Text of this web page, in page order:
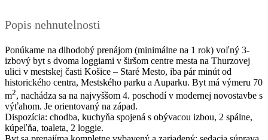
Popis nehnutelnosti
Ponúkame na dlhodobý prenájom (minimálne na 1 rok) voľný 3-
izbový byt s dvoma loggiami v širšom centre mesta na Thurzovej
ulici v mestskej časti Košice – Staré Mesto, iba pár minút od
historického centra, Mestského parku a Auparku. Byt má výmeru 70
m2, nachádza sa na najvyššom 4. poschodí v modernej novostavbe s
výťahom. Je orientovaný na západ.
Dispozícia: chodba, kuchyňa spojená s obývacou izbou, 2 spálne,
kúpeľňa, toaleta, 2 loggie.